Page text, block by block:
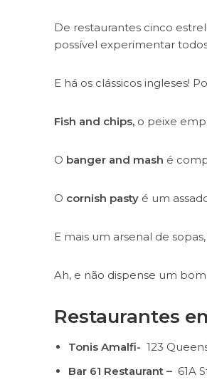
De restaurantes cinco
possível experimentar
E há os clássicos ingleses!
Fish and chips,o peixe
O banger and mash é
O cornish pastyé um
E mais um arsenal de
Ah, e não dispense um
Restaurantes
Tonis Amalfi- 123
Bar 61 Restaurant – 61A